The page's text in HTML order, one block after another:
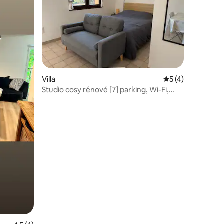
: 4,83 sur 5
Villa Évaluation
5 (4)
Studio cosy rénové [7] parking, Wi-Fi,